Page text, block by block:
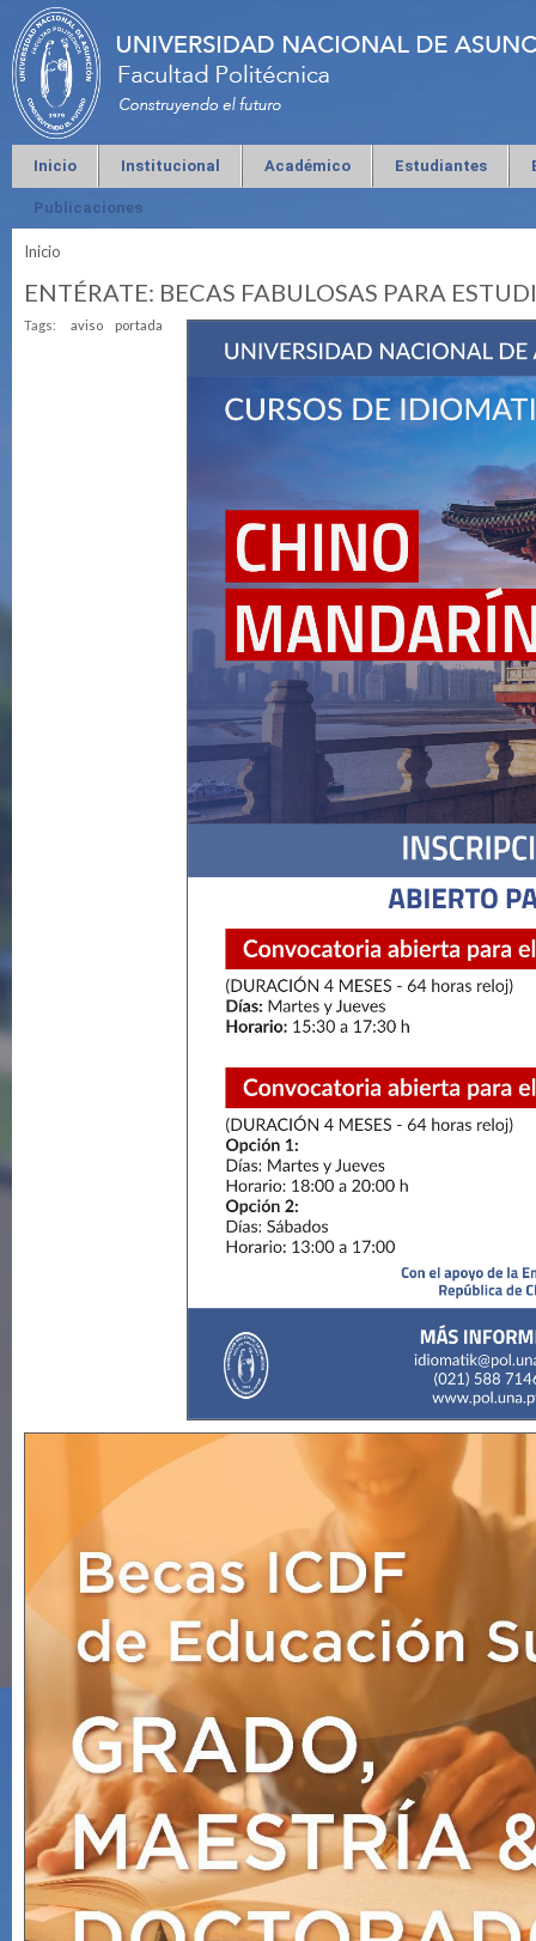
Inicio Institucional Académico Estudiantes
Publicaciones
Se encuentra usted aquí
Inicio
ENTÉRATE: BECAS FABULOSAS PARA
Tags: aviso portada